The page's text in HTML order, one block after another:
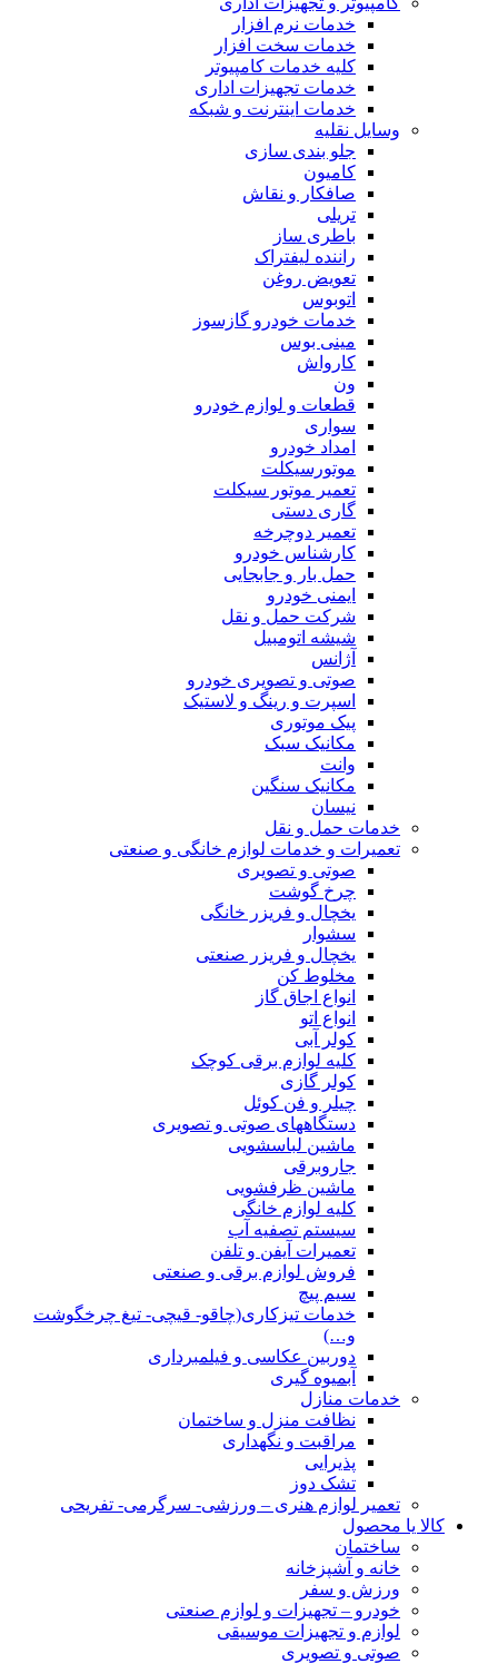
خدمات نرم افزار
خدمات سخت افزار
کلیه خدمات کامپیوتر
خدمات تجهیزات اداری
خدمات اینترنت و شبکه
وسایل نقلیه
جلو بندی سازی
کامیون
صافکار و نقاش
تریلی
باطری ساز
راننده لیفتراک
تعویض روغن
اتوبوس
خدمات خودرو گازسوز
مینی بوس
کارواش
ون
قطعات و لوازم خودرو
سواری
امداد خودرو
موتورسیکلت
تعمیر موتور سیکلت
گاری دستی
تعمیر دوچرخه
کارشناس خودرو
حمل بار و جابجایی
ایمنی خودرو
شرکت حمل و نقل
شیشه اتومبیل
آژانس
صوتی و تصویری خودرو
اسپرت و رینگ و لاستیک
پیک موتوری
مکانیک سبک
وانت
مکانیک سنگین
نیسان
خدمات حمل و نقل
تعمیرات و خدمات لوازم خانگی و صنعتی
صوتی و تصویری
چرخ گوشت
یخچال و فریزر خانگی
سشوار
یخچال و فریزر صنعتی
مخلوط کن
انواع اجاق گاز
انواع اتو
کولر آبی
کلیه لوازم برقی کوچک
کولر گازی
چیلر و فن کوئل
دستگاههای صوتی و تصویری
ماشین لباسشویی
جاروبرقی
ماشین ظرفشویی
کلیه لوازم خانگی
سیستم تصفیه آب
تعمیرات آیفن و تلفن
فروش لوازم برقی و صنعتی
سیم پیچ
خدمات تیزکاری(چاقو- قیچی- تیغ چرخگوشت
و…)
دوربین عکاسی و فیلمبرداری
آبمیوه گیری
خدمات منازل
نظافت منزل و ساختمان
مراقبت و نگهداری
پذیرایی
تشک دوز
تعمیر لوازم هنری – ورزشی- سرگرمی- تفریحی
کالا یا محصول
ساختمان
خانه و آشپزخانه
ورزش و سفر
خودرو – تجهیزات و لوازم صنعتی
لوازم و تجهیزات موسیقی
صوتی و تصویری